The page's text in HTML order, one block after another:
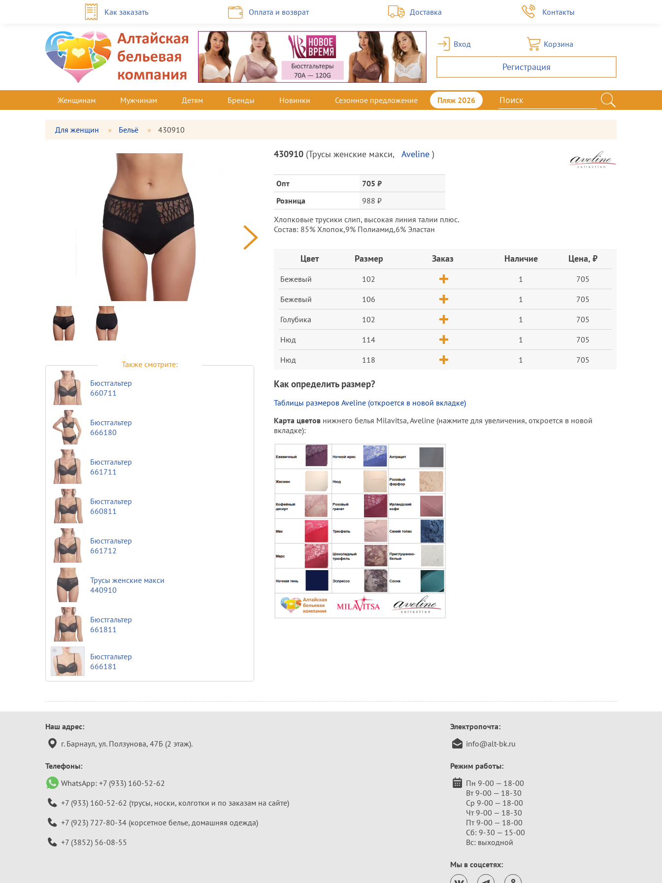
Как заказать Оплата и возврат Доставка Контакты
Вход Корзина
Регистрация
Женщинам Мужчинам Детям Бренды Новинки Сезонное предложение Пляж 2026
Для женщин Бельё 430910
Фотографии
товара
Также смотрите:
Бюстгальтер
660711
Бюстгальтер
666180
Бюстгальтер
661711
Бюстгальтер
660811
Бюстгальтер
661712
Трусы женские макси
440910
Бюстгальтер
661811
Бюстгальтер
666181
Описание
товара
и
цена
430910 (Трусы женские макси, Aveline )
Опт
705 ₽
Розница
988 ₽
Хлопковые трусики слип, высокая линия талии плюс.
Состав: 85% Хлопок,9% Полиамид,6% Эластан
ЗаказЦвет Размер Заказ Наличие Цена, ₽
Бежевый 102 1 705
Бежевый 106 1 705
Голубика 102 1 705
Нюд 114 1 705
Нюд 118 1 705
Как определить размер?
Таблицы размеров Aveline (откроется в новой вкладке)
Карта цветов нижнего белья Milavitsa, Aveline (нажмите для увеличения, откроется в новой
вкладке):
Контактная
информация
Наш адрес:
г. Барнаул, ул. Ползунова, 47Б (2 этаж).
Телефоны:
WhatsApp: +7 (933) 160-52-62
+7 (933) 160-52-62 (трусы, носки, колготки и по заказам на сайте)
+7 (923) 727-80-34 (корсетное белье, домашняя одежда)
+7 (3852) 56-08-55
Электропочта:
info@alt-bk.ru
Режим работы:
Пн 9-00 — 18-00
Вт 9-00 — 18-30
Ср 9-00 — 18-00
Чт 9-00 — 18-30
Пт 9-00 — 18-00
Сб: 9-30 — 15-00
Вс: выходной
Мы в соцсетях: